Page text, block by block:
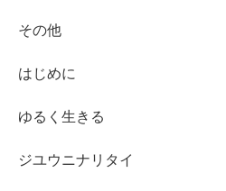
その他
はじめに
ゆるく生きる
ジユウニナリタイ